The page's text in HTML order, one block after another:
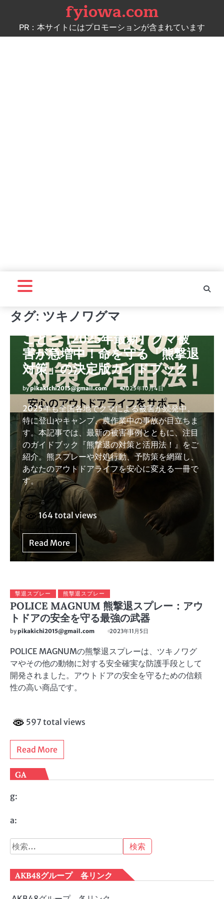
content
fyiowa.com
PR：本サイトにはプロモーションが含まれています
タグ: ツキノワグマ
熊撃退
「熊に襲われ、引きずられた」
——羅臼岳の悲劇から学ぶべき
こと—【2025年最新】クマ被
害が急増中！命を守る「熊撃退
対策」の決定版ガイドブック
bypikakichi2015@gmail.com 2025年10月4日
2025年も全国各地でクマによる被害が続発中。
特に登山やキャンプ、農作業中の事故が目立ちま
す。本記事では、最新の被害事例とともに、注目
のガイドブック『熊撃退の対策と活用法！』をご
紹介。熊スプレーや対処行動、予防策を網羅し、
あなたのアウトドアライフを安心に変える一冊で
す。
164 total views
Read More
撃退スプレー 熊撃退スプレー
POLICE MAGNUM 熊撃退スプレー：アウ
トドアの安全を守る最強の武器
bypikakichi2015@gmail.com 2023年11月5日
POLICE MAGNUMの熊撃退スプレーは、ツキノワグ
マやその他の動物に対する安全確実な防護手段として
開発されました。アウトドアの安全を守るための信頼
性の高い商品です。
597 total views
Read More
GA
g:
a:
検
索:
AKB48グループ 各リンク